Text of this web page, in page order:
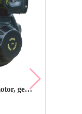
Distinción entre motor, generador y motor